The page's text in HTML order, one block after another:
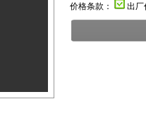
价格条款： 出